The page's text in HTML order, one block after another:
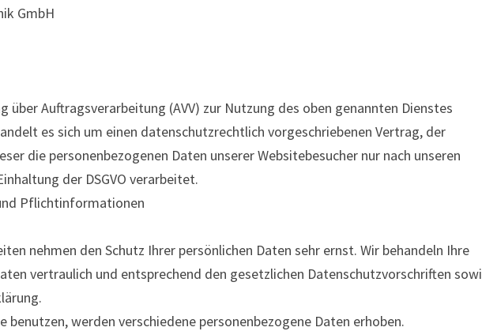
GmbH
über Auftragsverarbeitung (AVV) zur Nutzung des oben genannten Dienstes
es sich um einen datenschutzrechtlich vorgeschriebenen Vertrag, der
die personenbezogenen Daten unserer Websitebesucher nur nach unseren
der DSGVO verarbeitet.
Pflichtinformationen
nehmen den Schutz Ihrer persönlichen Daten sehr ernst. Wir behandeln Ihre
vertraulich und entsprechend den gesetzlichen Datenschutzvorschriften
benutzen, werden verschiedene personenbezogene Daten erhoben.